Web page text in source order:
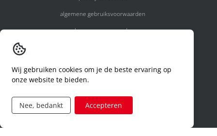
algemene gebruiksvoorwaarden
algemene voorwaarden
code of conduct
aanvraag rechten ivm privacy
Wij gebruiken cookies om je de beste ervaring op
onze website te bieden.
Nee, bedankt Accepteren